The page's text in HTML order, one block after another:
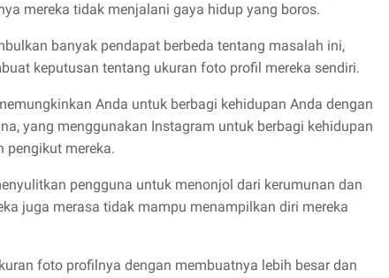
mereka tidak menjalani gaya hidup yang boros.
banyak pendapat berbeda tentang masalah ini,
keputusan tentang ukuran foto profil mereka sendiri.
Anda untuk berbagi kehidupan Anda dengan
yang menggunakan Instagram untuk berbagi kehidupan
pengikut mereka.
pengguna untuk menonjol dari kerumunan dan
juga merasa tidak mampu menampilkan diri mereka
foto profilnya dengan membuatnya lebih besar dan